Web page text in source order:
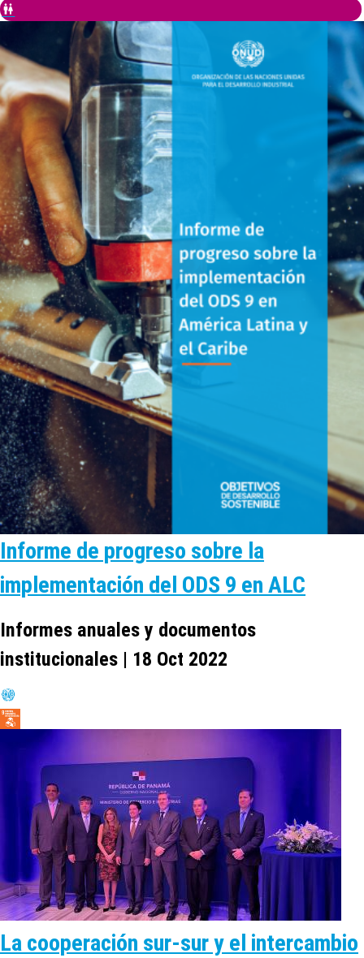
Informe de progreso sobre la
implementación del ODS 9 en ALC
Informes anuales y documentos
institucionales | 18 Oct 2022
La cooperación sur-sur y el intercambio